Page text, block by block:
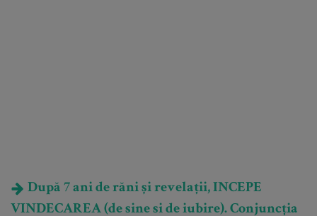
După 7 ani de răni și revelații, INCEPE
VINDECAREA (de sine si de iubire). Conjuncția